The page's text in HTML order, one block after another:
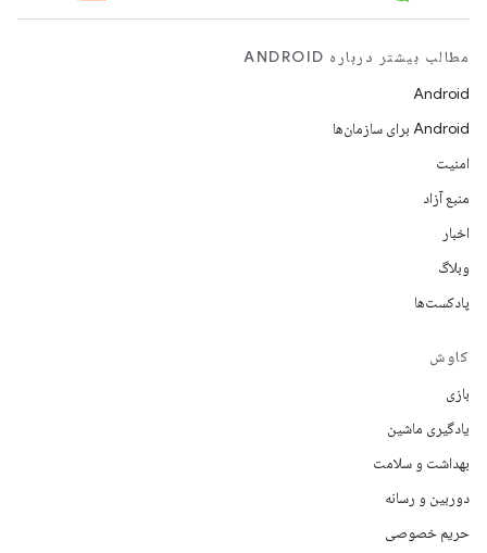
مطالب بیشتر درباره ANDROID
Android
Android برای سازمان‌ها
امنیت
منبع آزاد
اخبار
وبلاگ
پادکست‌ها
کاوش
بازی
یادگیری ماشین
بهداشت و سلامت
دوربین و رسانه
حریم خصوصی